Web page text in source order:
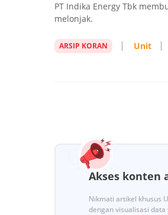
PT Indika Energy Tbk
melonjak.
ARSIP KORAN Unit
Akses konten
Nikmati artikel khusus
dengan visualisasi